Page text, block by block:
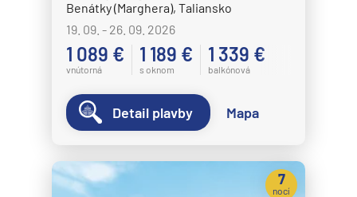
Norwegian Dawn
Norwegian Encore
Norwegian Epic
Norwegian Escape
Norwegian Gem
Norwegian Jade
Benátky (Marghera), Taliansko
19. 09. - 26. 09. 2026
1 089 €
vnútorná
1 189 €
s oknom
1 339 €
balkónová
Detail plavby Mapa
7
nocí